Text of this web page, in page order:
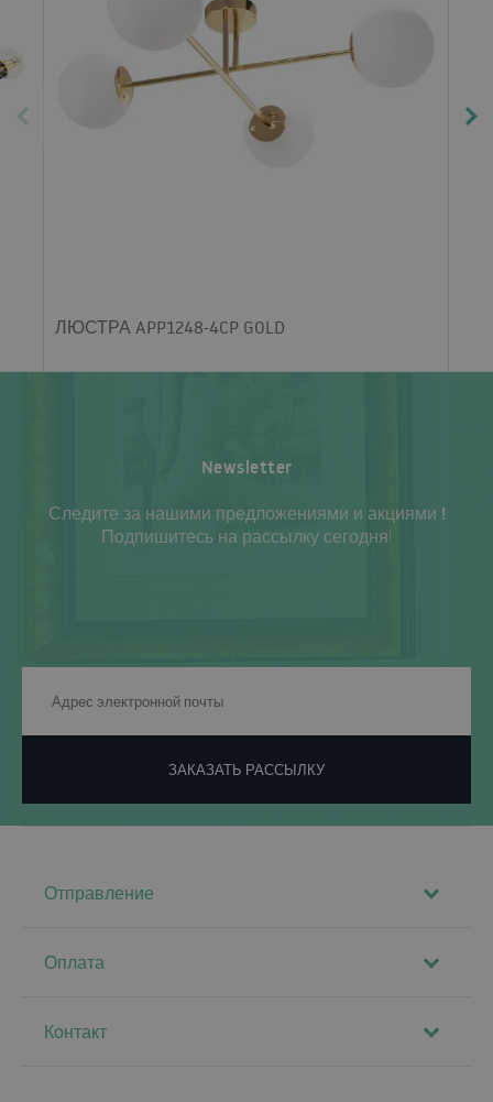
ЛЮСТРА APP1248-4CP GOLD
Newsletter
Следите за нашими предложениями и акциями !
Подпишитесь на рассылку сегодня!
ЗАКАЗАТЬ РАССЫЛКУ
Отправление
Оплата
Контакт